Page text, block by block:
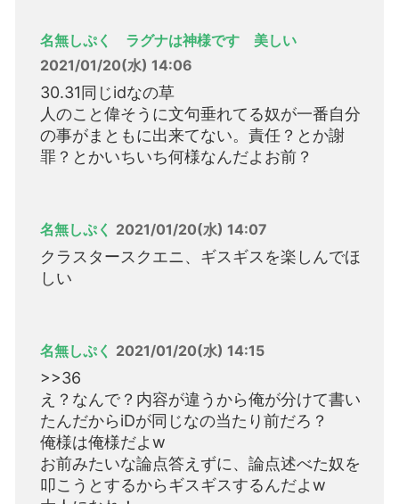
名無しぷく ラグナは神様です 美しい
2021/01/20(水) 14:06
30.31同じidなの草
人のこと偉そうに文句垂れてる奴が一番自分
の事がまともに出来てない。責任？とか謝
罪？とかいちいち何様なんだよお前？
名無しぷく 2021/01/20(水) 14:07
クラスタースクエニ、ギスギスを楽しんでほ
しい
名無しぷく 2021/01/20(水) 14:15
>>36
え？なんで？内容が違うから俺が分けて書い
たんだからiDが同じなの当たり前だろ？
俺様は俺様だよw
お前みたいな論点答えずに、論点述べた奴を
叩こうとするからギスギスするんだよw